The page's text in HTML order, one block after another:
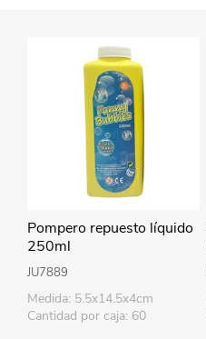
Pompero repuesto líquido
250ml
JU7889
Medida: 5.5x14.5x4cm
Cantidad por caja: 60